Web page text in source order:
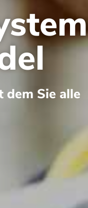
Sie alle